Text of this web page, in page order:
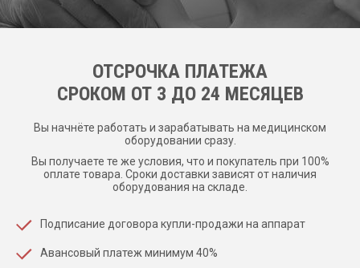
ОТСРОЧКА ПЛАТЕЖА
CРОКОМ ОТ 3 ДО 24 МЕСЯЦЕВ
Вы начнёте работать и зарабатывать на медицинском
оборудовании сразу.
Вы получаете те же условия, что и покупатель при 100%
оплате товара. Сроки доставки зависят от наличия
оборудования на складе.
Подписание договора купли-продажи на аппарат
Авансовый платеж минимум 40%